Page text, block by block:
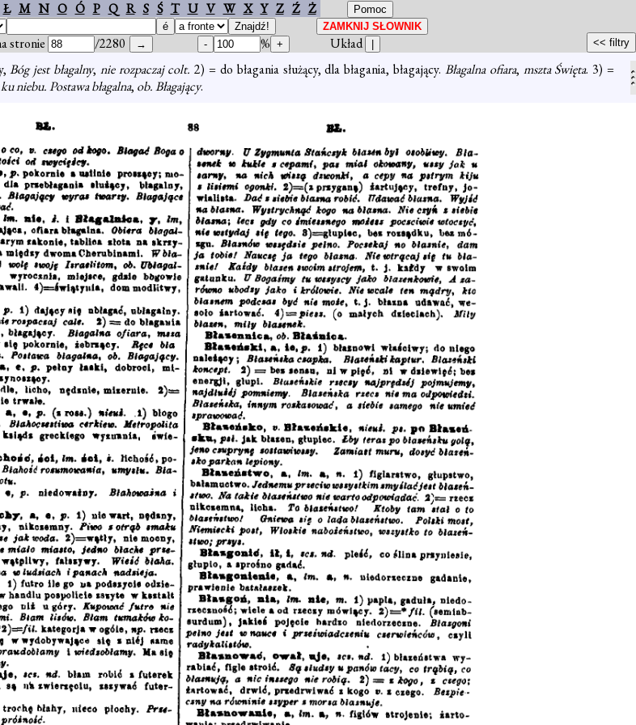
Ł M N O Ó P Q R S Ś T U V W X Y Z Ź Ż
stronie /2280 % Układ
Bóg jest błagalny, nie rozpaczaj colt.2) = do błagania służący, dla błagania, błagający. Błagalna ofiara, mszta Święta. 3) =
niebu. Postawa błagalna, ob. Błagający.